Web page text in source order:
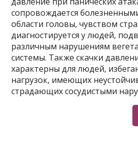
сопровождается
области головы, чувством
диагностируется у людей,
различным нарушениям
системы. Также скачки
характерны для людей,
нагрузок, имеющих
страдающих сосудистыми